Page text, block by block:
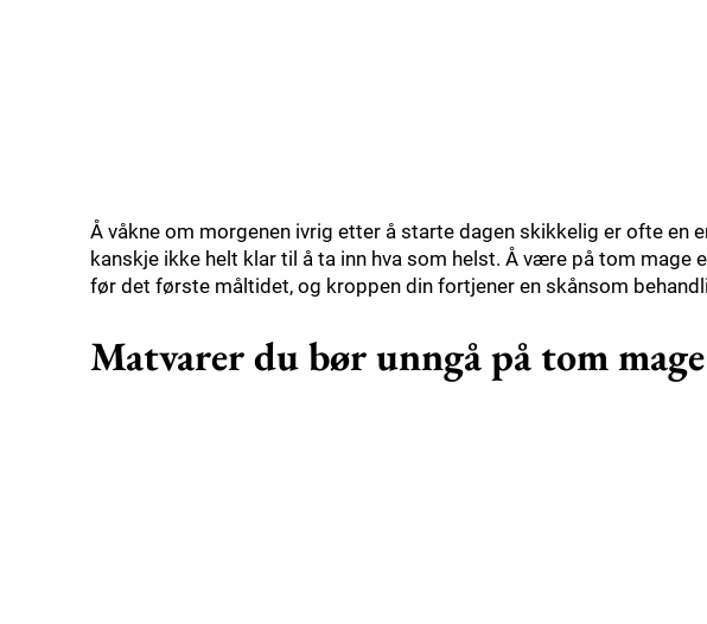
Å våkne om morgenen ivrig etter å starte dagen skikkelig er ofte en
kanskje ikke helt klar til å ta inn hva som helst. Å være på tom mage
før det første måltidet, og kroppen din fortjener en skånsom
Matvarer du bør unngå på tom mage